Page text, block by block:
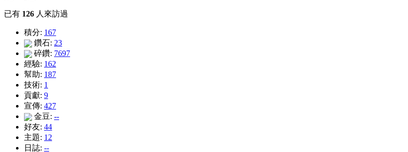
已有 126 人來訪過
積分: 167
鑽石: 23
碎鑽: 7697
經驗: 162
幫助: 187
技術: 1
貢獻: 9
宣傳: 427
金豆: --
好友: 44
主題: 12
日誌: --